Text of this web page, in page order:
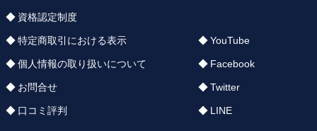
資格認定制度
特定商取引における表示
個人情報の取り扱いについて
お問合せ
口コミ評判
YouTube
Facebook
Twitter
LINE